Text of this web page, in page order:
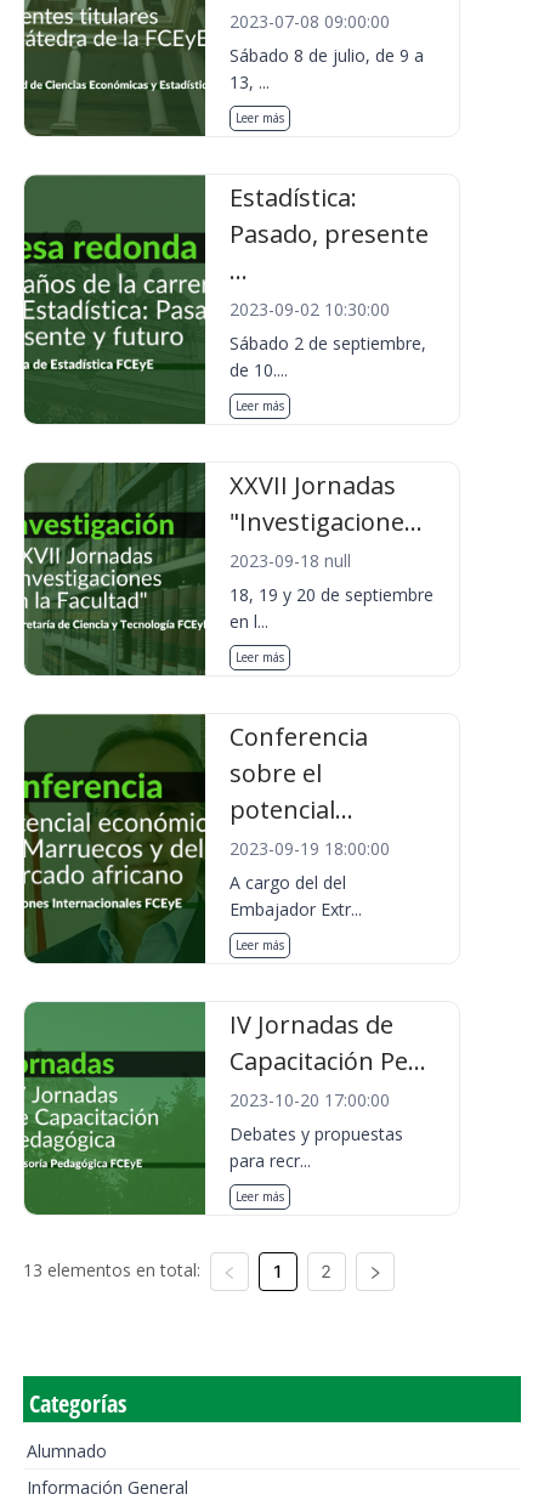
2023-07-08 09:00:00
Sábado 8 de julio, de 9 a
13, ...
Leer más
Estadística:
Pasado, presente
...
2023-09-02 10:30:00
Sábado 2 de septiembre,
de 10....
Leer más
XXVII Jornadas
"Investigacione...
2023-09-18 null
18, 19 y 20 de septiembre
en l...
Leer más
Conferencia
sobre el
potencial...
2023-09-19 18:00:00
A cargo del del
Embajador Extr...
Leer más
IV Jornadas de
Capacitación Pe...
2023-10-20 17:00:00
Debates y propuestas
para recr...
Leer más
13 elementos en total: 1 2
Categorías
Alumnado
Información General